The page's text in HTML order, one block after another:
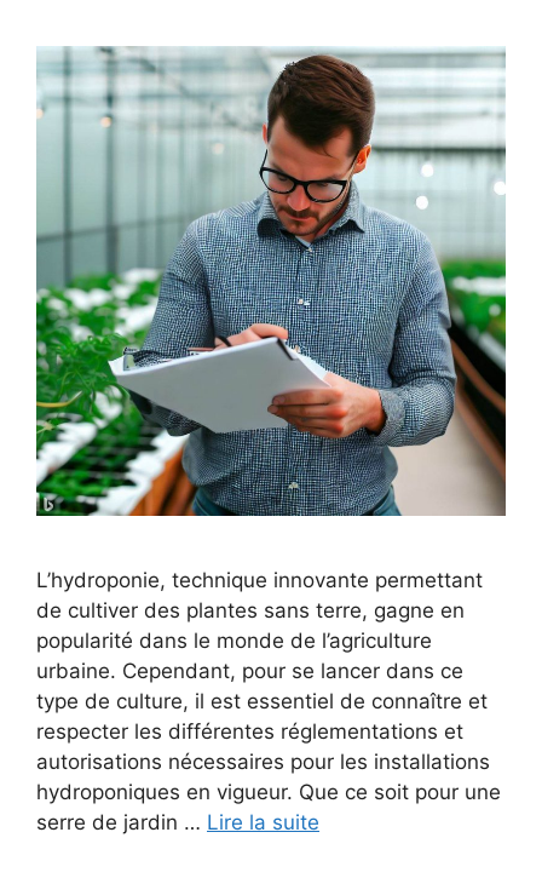
L’hydroponie, technique innovante permettant
de cultiver des plantes sans terre, gagne en
popularité dans le monde de l’agriculture
urbaine. Cependant, pour se lancer dans ce
type de culture, il est essentiel de connaître et
respecter les différentes réglementations et
autorisations nécessaires pour les installations
hydroponiques en vigueur. Que ce soit pour une
serre de jardin … Lire la suite